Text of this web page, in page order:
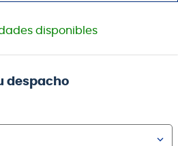
disponibles
despacho